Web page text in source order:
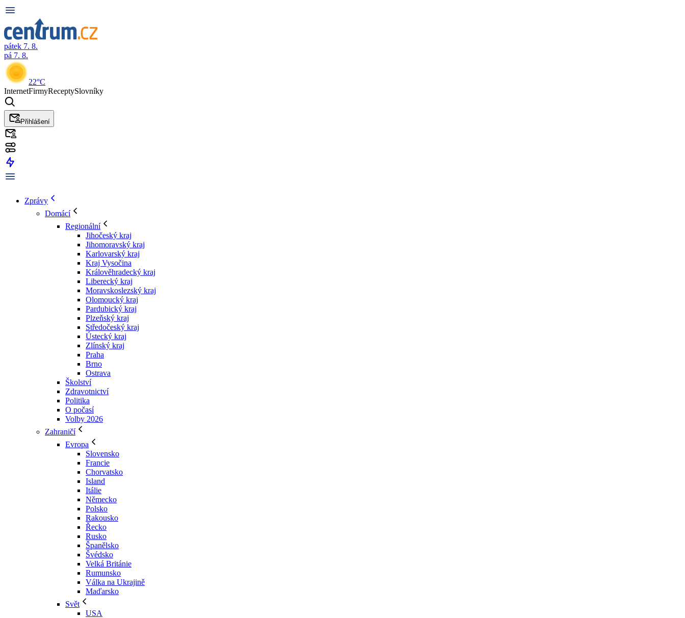
pátek 7. 8.
pá 7. 8.
22°C
InternetFirmyReceptySlovníky
Přihlášení
Zprávy
Domácí
Regionální
Jihočeský kraj
Jihomoravský kraj
Karlovarský kraj
Kraj Vysočina
Králověhradecký kraj
Liberecký kraj
Moravskoslezský kraj
Olomoucký kraj
Pardubický kraj
Plzeňský kraj
Středočeský kraj
Ústecký kraj
Zlínský kraj
Praha
Brno
Ostrava
Školství
Zdravotnictví
Politika
O počasí
Volby 2026
Zahraničí
Evropa
Slovensko
Francie
Chorvatsko
Island
Itálie
Německo
Polsko
Rakousko
Řecko
Rusko
Španělsko
Švédsko
Velká Británie
Rumunsko
Válka na Ukrajině
Maďarsko
Svět
USA